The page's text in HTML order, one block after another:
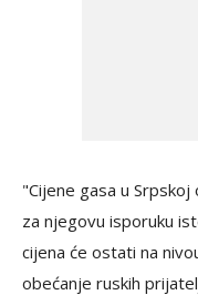
"Cijene gasa u
za njegovu isporuku
cijena će ostati na
obećanje ruskih